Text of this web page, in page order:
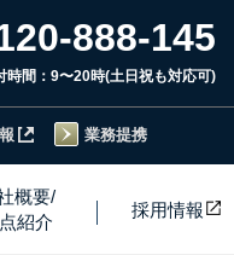
888-145
時間：9〜20時(土日祝も対応可)
業務提携
概要/
紹介
採用情報